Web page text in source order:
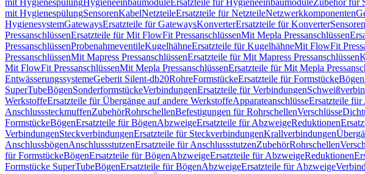
mit HygienespülungHygieneeinbaumoduleErsatzteile für HygieneeinbaumoduleZubehör für
mit HygienespülungSensorenKabelNetzteileErsatzteile für NetzteileNetzwerkkomponenten
HygienesystemGatewaysErsatzteile für GatewaysKonverterErsatzteile für KonverterSensoren
PressanschlüssenErsatzteile für Mit FlowFit PressanschlüssenMit Mepla Pressanschlüssen
PressanschlüssenProbenahmeventileKugelhähneErsatzteile für KugelhähneMit FlowFit
PressanschlüssenMit Mapress PressanschlüssenErsatzteile für Mit Mapress Pressanschlüssen
Mit FlowFit PressanschlüssenMit Mepla PressanschlüssenErsatzteile für Mit Mepla
EntwässerungssystemeGeberit Silent-db20RohreFormstückeErsatzteile für FormstückeBögen
SuperTubeBögenSonderformstückeVerbindungenErsatzteile für Verbindungen
WerkstoffeErsatzteile für Übergänge auf andere WerkstoffeApparateanschlüsseErsatzteile für
AnschlusssteckmuffenZubehörRohrschellenBefestigungen für RohrschellenVerschlüsse
FormstückeBögenErsatzteile für BögenAbzweigeErsatzteile für AbzweigeReduktionen
VerbindungenSteckverbindungenErsatzteile für SteckverbindungenKrallverbindungen
AnschlussbögenAnschlussstutzenErsatzteile für AnschlussstutzenZubehörRohrschellen
für FormstückeBögenErsatzteile für BögenAbzweigeErsatzteile für AbzweigeReduktionen
Formstücke SuperTubeBögenErsatzteile für BögenAbzweigeErsatzteile für Abzweige